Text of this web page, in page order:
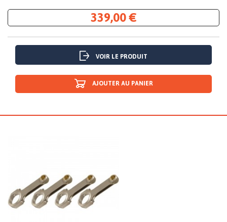
339,00 €
VOIR LE PRODUIT
AJOUTER AU PANIER